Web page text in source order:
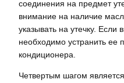
соединения на предмет
внимание на наличие
указывать на утечку. Если
необходимо устранить ее
кондиционера.
Четвертым шагом